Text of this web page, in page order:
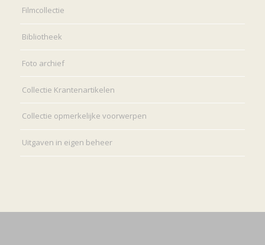
Filmcollectie
Bibliotheek
Foto archief
Collectie Krantenartikelen
Collectie opmerkelijke voorwerpen
Uitgaven in eigen beheer